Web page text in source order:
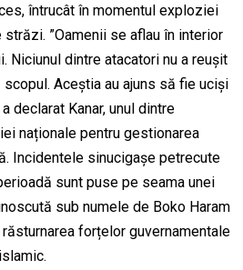
întrucât în momentul exploziei
”Oamenii se aflau în interior
Niciunul dintre atacatori nu a reușit
Aceștia au ajuns să fie uciși
declarat Kanar, unul dintre
naționale pentru gestionarea
Incidentele sinucigașe petrecute
sunt puse pe seama unei
sub numele de Boko Haram
forțelor guvernamentale